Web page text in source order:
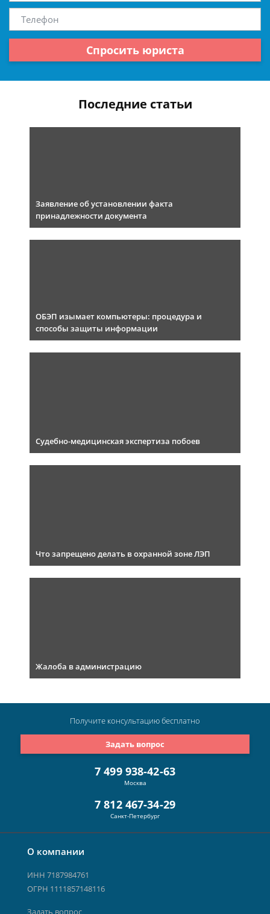
Спросить юриста
Последние статьи
Заявление об установлении факта
принадлежности документа
ОБЭП изымает компьютеры: процедура и
способы защиты информации
Судебно-медицинская экспертиза побоев
Что запрещено делать в охранной зоне ЛЭП
Жалоба в администрацию
О компании
ИНН 7187984761
ОГРН 1111857148116
Задать вопрос
7 499 938-42-63
Москва
7 812 467-34-29
Санкт-Петербург
Задать вопрос
Получите консультациюбесплатно